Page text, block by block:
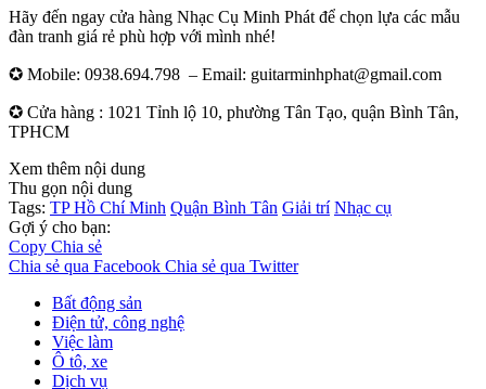
Hãy đến ngay cửa hàng Nhạc Cụ Minh Phát để chọn lựa các mẫu
đàn tranh giá rẻ phù hợp với mình nhé!
✪ Mobile: 0938.694.798 – Email: guitarminhphat@gmail.com
✪ Cửa hàng : 1021 Tỉnh lộ 10, phường Tân Tạo, quận Bình Tân,
TPHCM
Xem thêm nội dung
Thu gọn nội dung
Tags: TP Hồ Chí Minh Quận Bình Tân Giải trí Nhạc cụ
Gợi ý cho bạn:
Copy Chia sẻ
Chia sẻ qua Facebook Chia sẻ qua Twitter
Bất động sản
Điện tử, công nghệ
Việc làm
Ô tô, xe
Dịch vụ